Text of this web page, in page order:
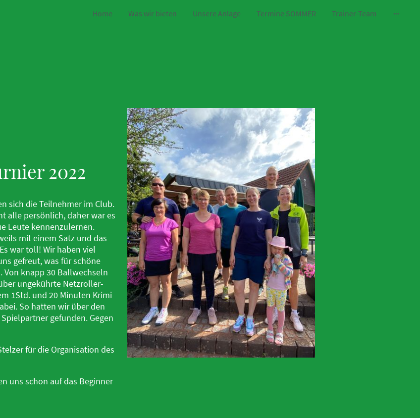
Home Was wir bieten Unsere Anlage Termine SOMMER Trainer-Team
2022
sich die Teilnehmer im Club.
alle persönlich, daher war es
Leute kennenzulernen.
mit einem Satz und das
war toll! Wir haben viel
gefreut, was für schöne
Von knapp 30 Ballwechseln
ungekührte Netzroller-
1Std. und 20 Minuten Krimi
So hatten wir über den
gefunden. Gegen
für die Organisation des
uns schon auf das Beginner